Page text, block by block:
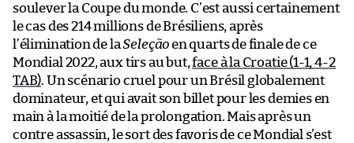
soulever la Coupe du monde. C’est aussi certainement
le cas des 214 millions de Brésiliens, après
l’élimination de laSeleçãoen quarts de finale de ce
Mondial 2022, aux tirs au but,face à la Croatie (1-1, 4-2
TAB). Un scénario cruel pour un Brésil globalement
dominateur, et qui avait son billet pour les demies en
main à la moitié de la prolongation. Mais après un
contre assassin, le sort des favoris de ce Mondial s’est